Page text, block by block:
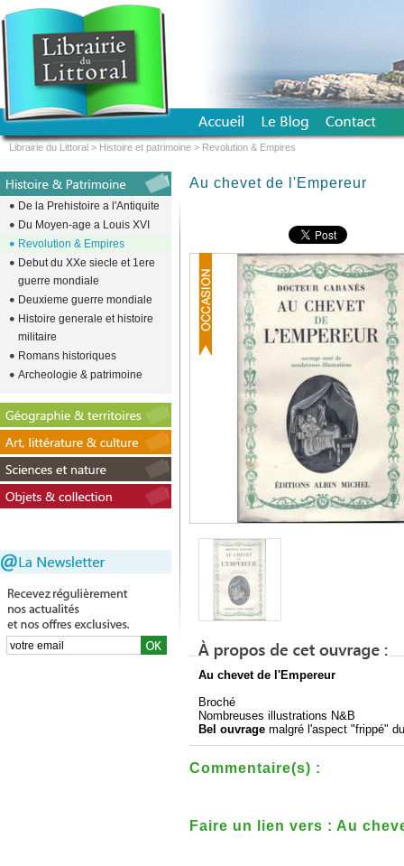
Au chevet de l'Empereur
Au chevet de l'Empereur
Broché
Nombreuses illustrations N&B
Bel ouvrage malgré l'aspect "frippé"
Commentaire(s) :
Faire un lien vers : Au
De la Prehistoire a l'Antiquite
Du Moyen-age a Louis XVI
Revolution & Empires
Debut du XXe siecle et 1ere
guerre mondiale
Deuxieme guerre mondiale
Histoire generale et histoire
militaire
Romans historiques
Archeologie & patrimoine
Librairie du Littoral > Histoire et patrimoine > Revolution & Empires